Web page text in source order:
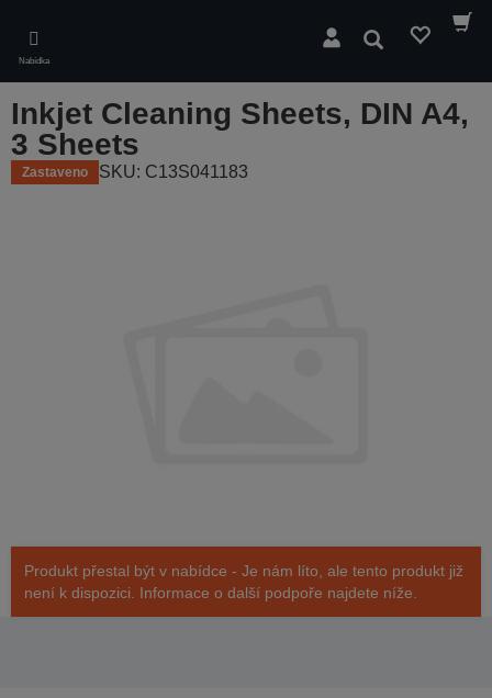
main
content
Nabídka
Hledat
Inkjet Cleaning Sheets, DIN A4,
3 Sheets
Zastaveno SKU: C13S041183
Produkt přestal být v nabídce - Je nám líto, ale tento produkt již
není k dispozici. Informace o další podpoře najdete níže.